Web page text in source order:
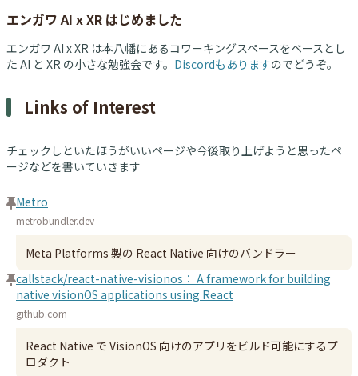
エンガワ AI x XR はじめました
エンガワ AI x XR は本八幡にあるコワーキングスペースをベースとし
た AI と XR の小さな勉強会です。 Discordもありますのでどうぞ。
Links of Interest
チェックしといたほうがいいページや今後取り上げようと思ったペ
ージなどを書いていきます
Metro
metrobundler.dev
Meta Platforms 製の React Native 向けのバンドラー
callstack/react-native-visionos： A framework for building
native visionOS applications using React
github.com
React Native で VisionOS 向けのアプリをビルド可能にするプ
ロダクト